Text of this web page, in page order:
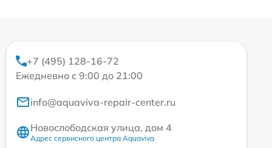
+7 (495) 128-16-72
Ежедневно с 9:00 до 21:00
info@aquaviva-repair-center.ru
Новослободская улица, дом 4
Адрес сервисного центра Aquaviva